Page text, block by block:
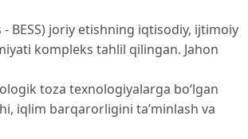
- BESS) joriy etishning iqtisodiy, ijtimoiy
kompleks tahlil qilingan. Jahon
toza texnologiyalarga bo‘lgan
iqlim barqarorligini ta’minlash va